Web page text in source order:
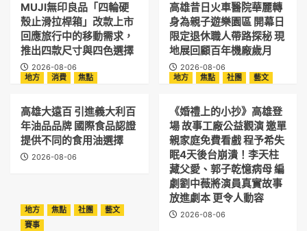
MUJI無印良品「四輪硬
殼止滑拉桿箱」改款上市
回應旅行中的移動需求，
推出四款尺寸與四色選擇
2026-08-06
高雄昔日火車醫院華麗轉
身為親子遊樂園區 開幕日
限定退休職人帶路探秘 現
地展回顧百年機廠歲月
2026-08-06
地方
消費 焦點
高雄大遠百 引進義大利百
年油品品牌 國際食品認證
提供不同的食用油選擇
2026-08-06
地方 焦點 社團 藝文
《婚禮上的小抄》高雄登
場 故事工廠公益觀演 邀單
親家庭免費看戲 程予希失
眠4天後台崩潰！李天柱
藏父愛、郭子乾憶病母 編
劇劉中薇將演員真實故事
放進劇本 更令人動容
2026-08-06
地方 焦點 社團
藝文
賽事